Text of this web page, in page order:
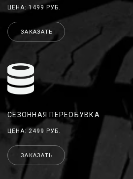
ЦЕНА: 1499 РУБ.
ЗАКАЗАТЬ
СЕЗОННАЯ ПЕРЕОБУВКА
ЦЕНА: 2499 РУБ.
ЗАКАЗАТЬ